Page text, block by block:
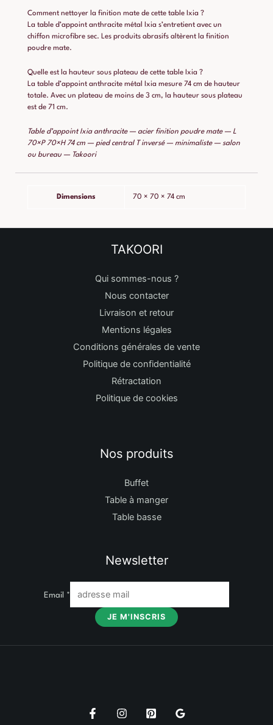
Comment nettoyer la finition mate de cette table Ixia ?
La table d’appoint anthracite métal Ixia s’entretient avec un
chiffon microfibre sec. Les produits abrasifs altèrent la finition
poudre mate.
Quelle est la hauteur sous plateau de cette table Ixia ?
La table d’appoint anthracite métal Ixia mesure 74 cm de hauteur
totale. Avec un plateau de moins de 3 cm, la hauteur sous plateau
est de 71 cm.
Table d’appoint Ixia anthracite — acier finition poudre mate — L
70×P 70×H 74 cm — pied central T inversé — minimaliste — salon
ou bureau — Takoori
Dimensions 70 × 70 × 74 cm
TAKOORI
Qui sommes-nous ?
Nous contacter
Livraison et retour
Mentions légales
Conditions générales de vente
Politique de confidentialité
Rétractation
Politique de cookies
Nos produits
Buffet
Table à manger
Table basse
Newsletter
Email *
JE M'INSCRIS